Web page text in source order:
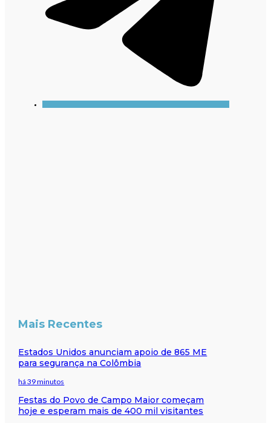
Mais Recentes
Estados Unidos anunciam apoio de 865 ME
para segurança na Colômbia
há 39 minutos
Festas do Povo de Campo Maior começam
hoje e esperam mais de 400 mil visitantes